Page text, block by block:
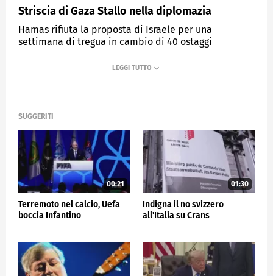
Striscia di Gaza Stallo nella diplomazia
Hamas rifiuta la proposta di Israele per una
settimana di tregua in cambio di 40 ostaggi
SUGGERITI
00:21
Terremoto nel calcio, Uefa
boccia Infantino
01:30
Indigna il no svizzero
all'Italia su Crans